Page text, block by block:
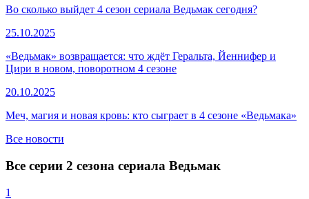
Во сколько выйдет 4 сезон сериала Ведьмак сегодня?
25.10.2025
«Ведьмак» возвращается: что ждёт Геральта, Йеннифер и
Цири в новом, поворотном 4 сезоне
20.10.2025
Меч, магия и новая кровь: кто сыграет в 4 сезоне «Ведьмака»
Все новости
Все серии 2 сезона сериала Ведьмак
1